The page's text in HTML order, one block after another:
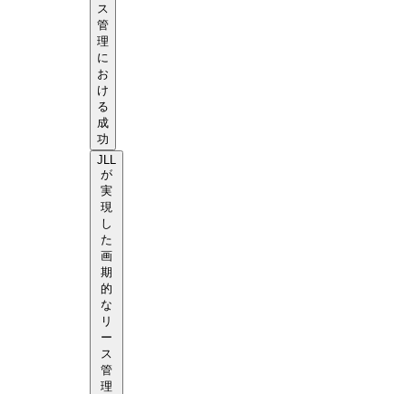
ス
管
理
に
お
け
る
成
功
JLL
が
実
現
し
た
画
期
的
な
リ
ー
ス
管
理